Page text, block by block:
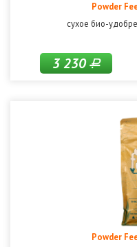
Powder
сухое био-
3 230Р
Powder